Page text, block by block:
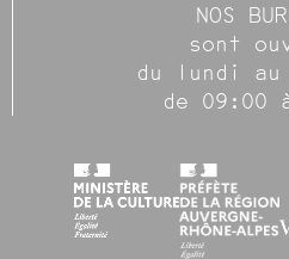
NOS
sont
du lundi au
de 09:00